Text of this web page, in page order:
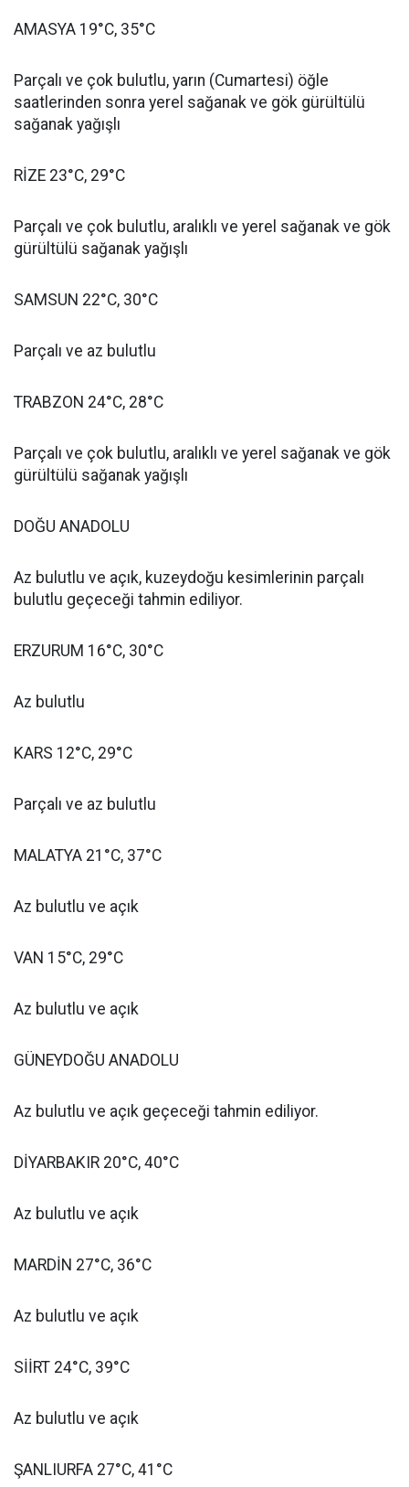
AMASYA 19°C, 35°C
Parçalı ve çok bulutlu, yarın (Cumartesi) öğle
saatlerinden sonra yerel sağanak ve gök gürültülü
sağanak yağışlı
RİZE 23°C, 29°C
Parçalı ve çok bulutlu, aralıklı ve yerel sağanak ve gök
gürültülü sağanak yağışlı
SAMSUN 22°C, 30°C
Parçalı ve az bulutlu
TRABZON 24°C, 28°C
Parçalı ve çok bulutlu, aralıklı ve yerel sağanak ve gök
gürültülü sağanak yağışlı
DOĞU ANADOLU
Az bulutlu ve açık, kuzeydoğu kesimlerinin parçalı
bulutlu geçeceği tahmin ediliyor.
ERZURUM 16°C, 30°C
Az bulutlu
KARS 12°C, 29°C
Parçalı ve az bulutlu
MALATYA 21°C, 37°C
Az bulutlu ve açık
VAN 15°C, 29°C
Az bulutlu ve açık
GÜNEYDOĞU ANADOLU
Az bulutlu ve açık geçeceği tahmin ediliyor.
DİYARBAKIR 20°C, 40°C
Az bulutlu ve açık
MARDİN 27°C, 36°C
Az bulutlu ve açık
SİİRT 24°C, 39°C
Az bulutlu ve açık
ŞANLIURFA 27°C, 41°C